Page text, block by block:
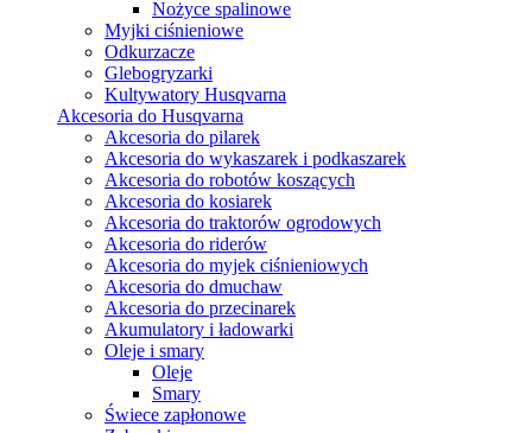
Nożyce spalinowe
Myjki ciśnieniowe
Odkurzacze
Glebogryzarki
Kultywatory Husqvarna
Akcesoria do Husqvarna
Akcesoria do pilarek
Akcesoria do wykaszarek i podkaszarek
Akcesoria do robotów koszących
Akcesoria do kosiarek
Akcesoria do traktorów ogrodowych
Akcesoria do riderów
Akcesoria do myjek ciśnieniowych
Akcesoria do dmuchaw
Akcesoria do przecinarek
Akumulatory i ładowarki
Oleje i smary
Oleje
Smary
Świece zapłonowe